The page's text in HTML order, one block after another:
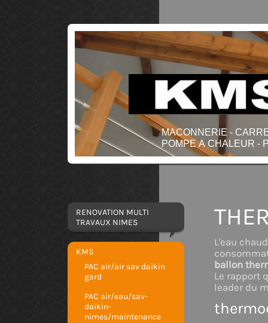
MACONNERIE -
POMPE A CHALEUR -
RENOVATION MULTI
TRAVAUX NIMES
KMS
PAC air/air sav daikin
gard
PAC air/eau/sav-
daikin-
nimes/maintenance
L'eau
ballon
Le rapport
leader du